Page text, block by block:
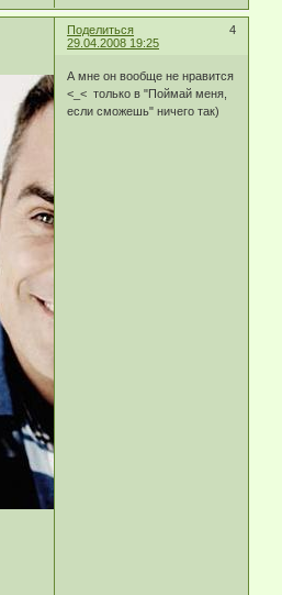
Поделиться
4
29.04.2008 19:25
А мне он вообще не нравится
<_< только в "Поймай меня,
если сможешь" ничего так)